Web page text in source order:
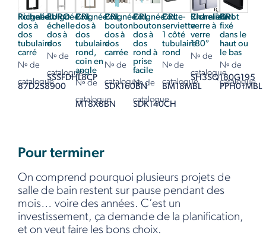
Richelieu
Poignée
dos à
dos
tubulaire
carré
Nº de
catalogue
87D2S8900
EURO
Poignée
échelle
dos à
dos
Nº de
catalogue
SSSFDHL8CP
CRL
Poignée
dos à
dos
tubulaire
rond,
coin en
angle
Nº de
catalogue
MT8X8BN
CRL
Poignée
bouton
dos à
dos
carrée
Nº de
catalogue
SDK160BN
CRL
Poignée
bouton
dos à
dos
rond à
prise
facile
Nº de
catalogue
SDK140CH
CRL
Porte-
serviette
1 côté
tubulaire
rond
Nº de
catalogue
BM18MBL
Richelieu
Charnière
verre à
verre
180°
Nº de
catalogue
SH3SQ180G195
CRL
Pivot
fixé
dans le
haut ou
le bas
Nº de
catalogue
PPH01MBL
Pour terminer
On comprend pourquoi plusieurs projets de
salle de bain restent sur pause pendant des
mois… voire des années. C’est un
investissement, ça demande de la planification,
et on veut faire les bons choix.